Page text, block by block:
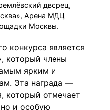
дворец,
Арена МДЦ
Москвы.
конкурса является
который члены
ярким и
Эта награда —
который отмечает
и особую